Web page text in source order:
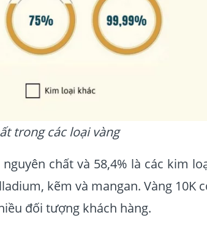
trong các loại vàng
chất và 58,4% là các kim
kẽm và mangan. Vàng 10K
đối tượng khách hàng.